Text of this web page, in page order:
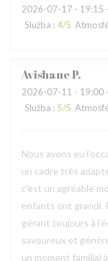
2026-07-17 - 19:15
Služba : 4/5
AvishaneP
2026-07-11 - 19:00
Služba : 5/5
Nous avons eu
un cadre très
c'est un agréable
enfants ont grandi.
gérant toujours à
savoureux et
un moment familial